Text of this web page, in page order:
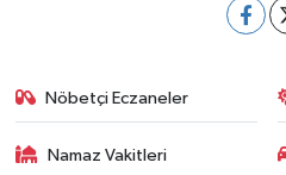
Nöbetçi Eczaneler
Namaz Vakitleri